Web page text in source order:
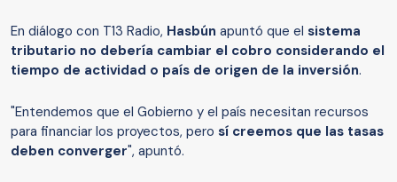
En diálogo con T13 Radio, Hasbún apuntó que el sistema
tributario no debería cambiar el cobro considerando el
tiempo de actividad o país de origen de la inversión.
"Entendemos que el Gobierno y el país necesitan recursos
para financiar los proyectos, pero sí creemos que las tasas
deben converger", apuntó.